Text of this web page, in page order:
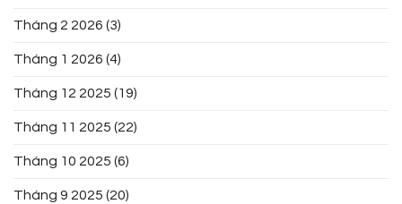
Tháng 2 2026 (3)
Tháng 1 2026 (4)
Tháng 12 2025 (19)
Tháng 11 2025 (22)
Tháng 10 2025 (6)
Tháng 9 2025 (20)